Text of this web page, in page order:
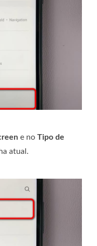
e no Tipo de
atual.